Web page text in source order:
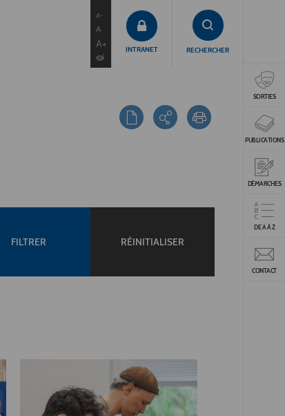
A-
A
A+ INTRANET RECHERCHER
SORTIES
PUBLICATIONS
DÉMARCHES
DE A À Z
CONTACT
FILTRER RÉINITIALISER